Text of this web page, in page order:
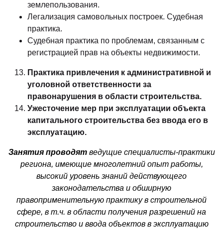
землепользования.
Легализация самовольных построек. Судебная
практика.
Судебная практика по проблемам, связанным с
регистрацией прав на объекты недвижимости.
Практика привлечения к административной и
уголовной ответственности за
правонарушения в области строительства.
Ужесточение мер при эксплуатации объекта
капитального строительства без ввода его в
эксплуатацию.
Занятия проводят ведущие специалисты-практики
региона, имеющие многолетний опыт работы,
высокий уровень знаний действующего
законодательства и обширную
правоприменительную практику в строительной
сфере, в т.ч. в области получения разрешений на
строительство и ввода объектов в эксплуатацию